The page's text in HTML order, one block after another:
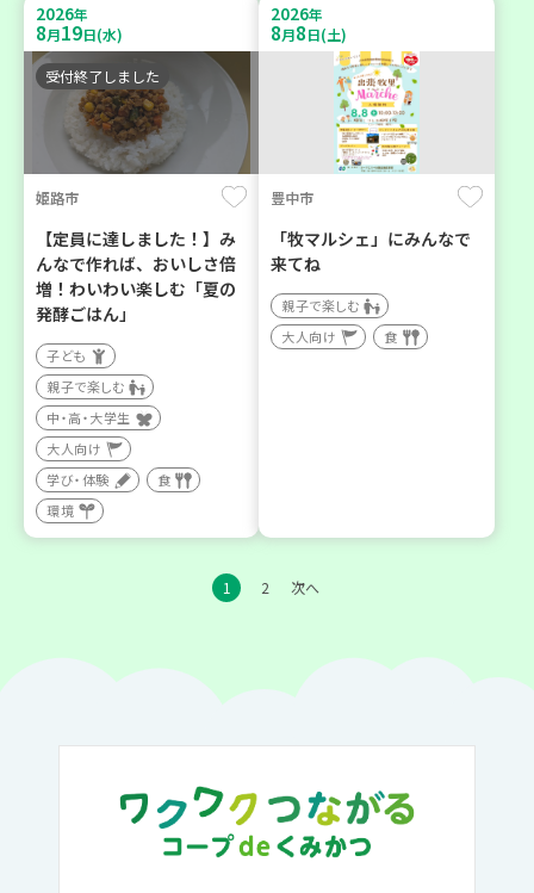
2026年
8月19日(水)
受付終了しました
姫路市
【定員に達しました！】み
んなで作れば、おいしさ倍
増！わいわい楽しむ「夏の
発酵ごはん」
子ども
親子で楽しむ
中・高・大学生
大人向け
学び・体験
食
環境
2026年
8月8日(土)
豊中市
「牧マルシェ」にみんなで
来てね
親子で楽しむ
大人向け
食
1 2 次へ